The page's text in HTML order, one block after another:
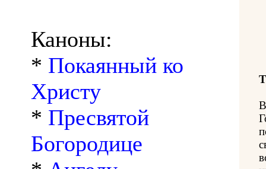
Каноны:
* Покаянный ко
Христу
* Пресвятой
Богородице